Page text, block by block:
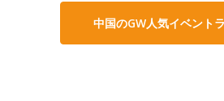
中国のGW人気イベント